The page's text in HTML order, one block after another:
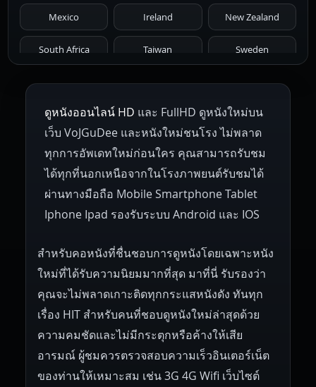
1966 1965 1964 1963 1962
1959 1955
1945 1942 1941 1940 1939
1937 1930
Mexico Ireland New Zealand
South Africa Taiwan Sweden
Netherlands Russia Poland
Hungary Denmark Bulgaria
Czech Republic Brazil Turkey
ดูหนังออนไลน์ HD และ FullHD ดูหนังใหม่บน
เว็บ VoJGuDee และหนังใหม่ชนโรง ไม่พลาด
ทุกการอัพเดทใหม่ก่อนใคร คุณสามารถรับชม
ได้ทุกที่นอกเหนือจากในโรงภาพยนต์รับชมได้
ผ่านทางมือถือ Mobile Smartphone Tablet
Iphone Ipad รองรับระบบ Android และ IOS
สำหรับคอหนังที่ชื่นชอบการดูหนังโดยเฉพาะหนัง
ใหม่ที่ได้รับความนิยมมากที่สุด มาที่นี่ รับรองว่า
คุณจะไม่พลาดเกาะติดทุกกระแสหนังดัง ทันทุก
เรื่อง HIT สำหรับคนที่ชอบดูหนังใหม่ล่าสุดด้วย
ความคมชัดและไม่มีกระตุกหรือค้างให้เสีย
อารมณ์ ผู้ชมควรตรวจสอบความเร็วอินเตอร์เน็ต
ของท่านให้เหมาะสม เช่น 3G 4G Wifi เว็บไซต์